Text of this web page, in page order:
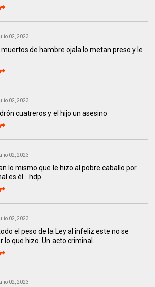
02, 2023
de hambre ojala lo metan preso y le
02, 2023
cuatreros y el hijo un asesino
02, 2023
lo mismo que le hizo al pobre caballo por
es él....hdp
02, 2023
el peso de la Ley al infeliz este no se
lo que hizo. Un acto criminal.
02, 2023